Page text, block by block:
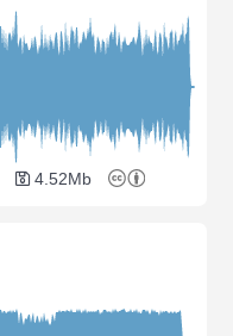
4.52Mb